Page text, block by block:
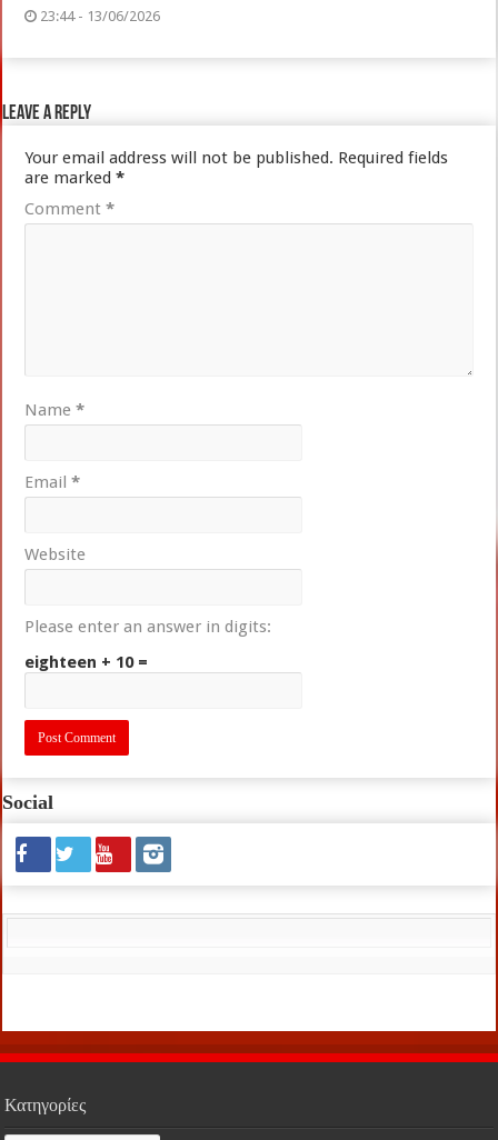
23:44 - 13/06/2026
Leave a Reply
Your email address will not be published. Required fields
are marked*
Comment*
Name*
Email*
Website
Please enter an answer in digits:
eighteen + 10 =
Social
Κατηγορίες